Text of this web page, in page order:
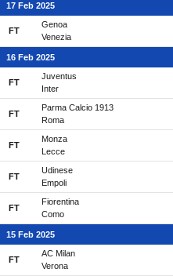
17 Feb 2025
FT
Genoa
Venezia
16 Feb 2025
FT
Juventus
Inter
FT
Parma Calcio 1913
Roma
FT
Monza
Lecce
FT
Udinese
Empoli
FT
Fiorentina
Como
15 Feb 2025
FT
AC Milan
Verona